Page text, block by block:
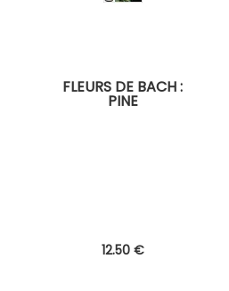
FLEURS DE BACH :
PINE
12.50 €